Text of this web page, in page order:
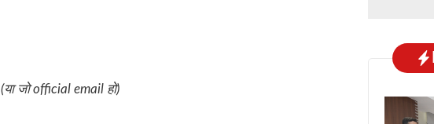
(या जो official email हो)